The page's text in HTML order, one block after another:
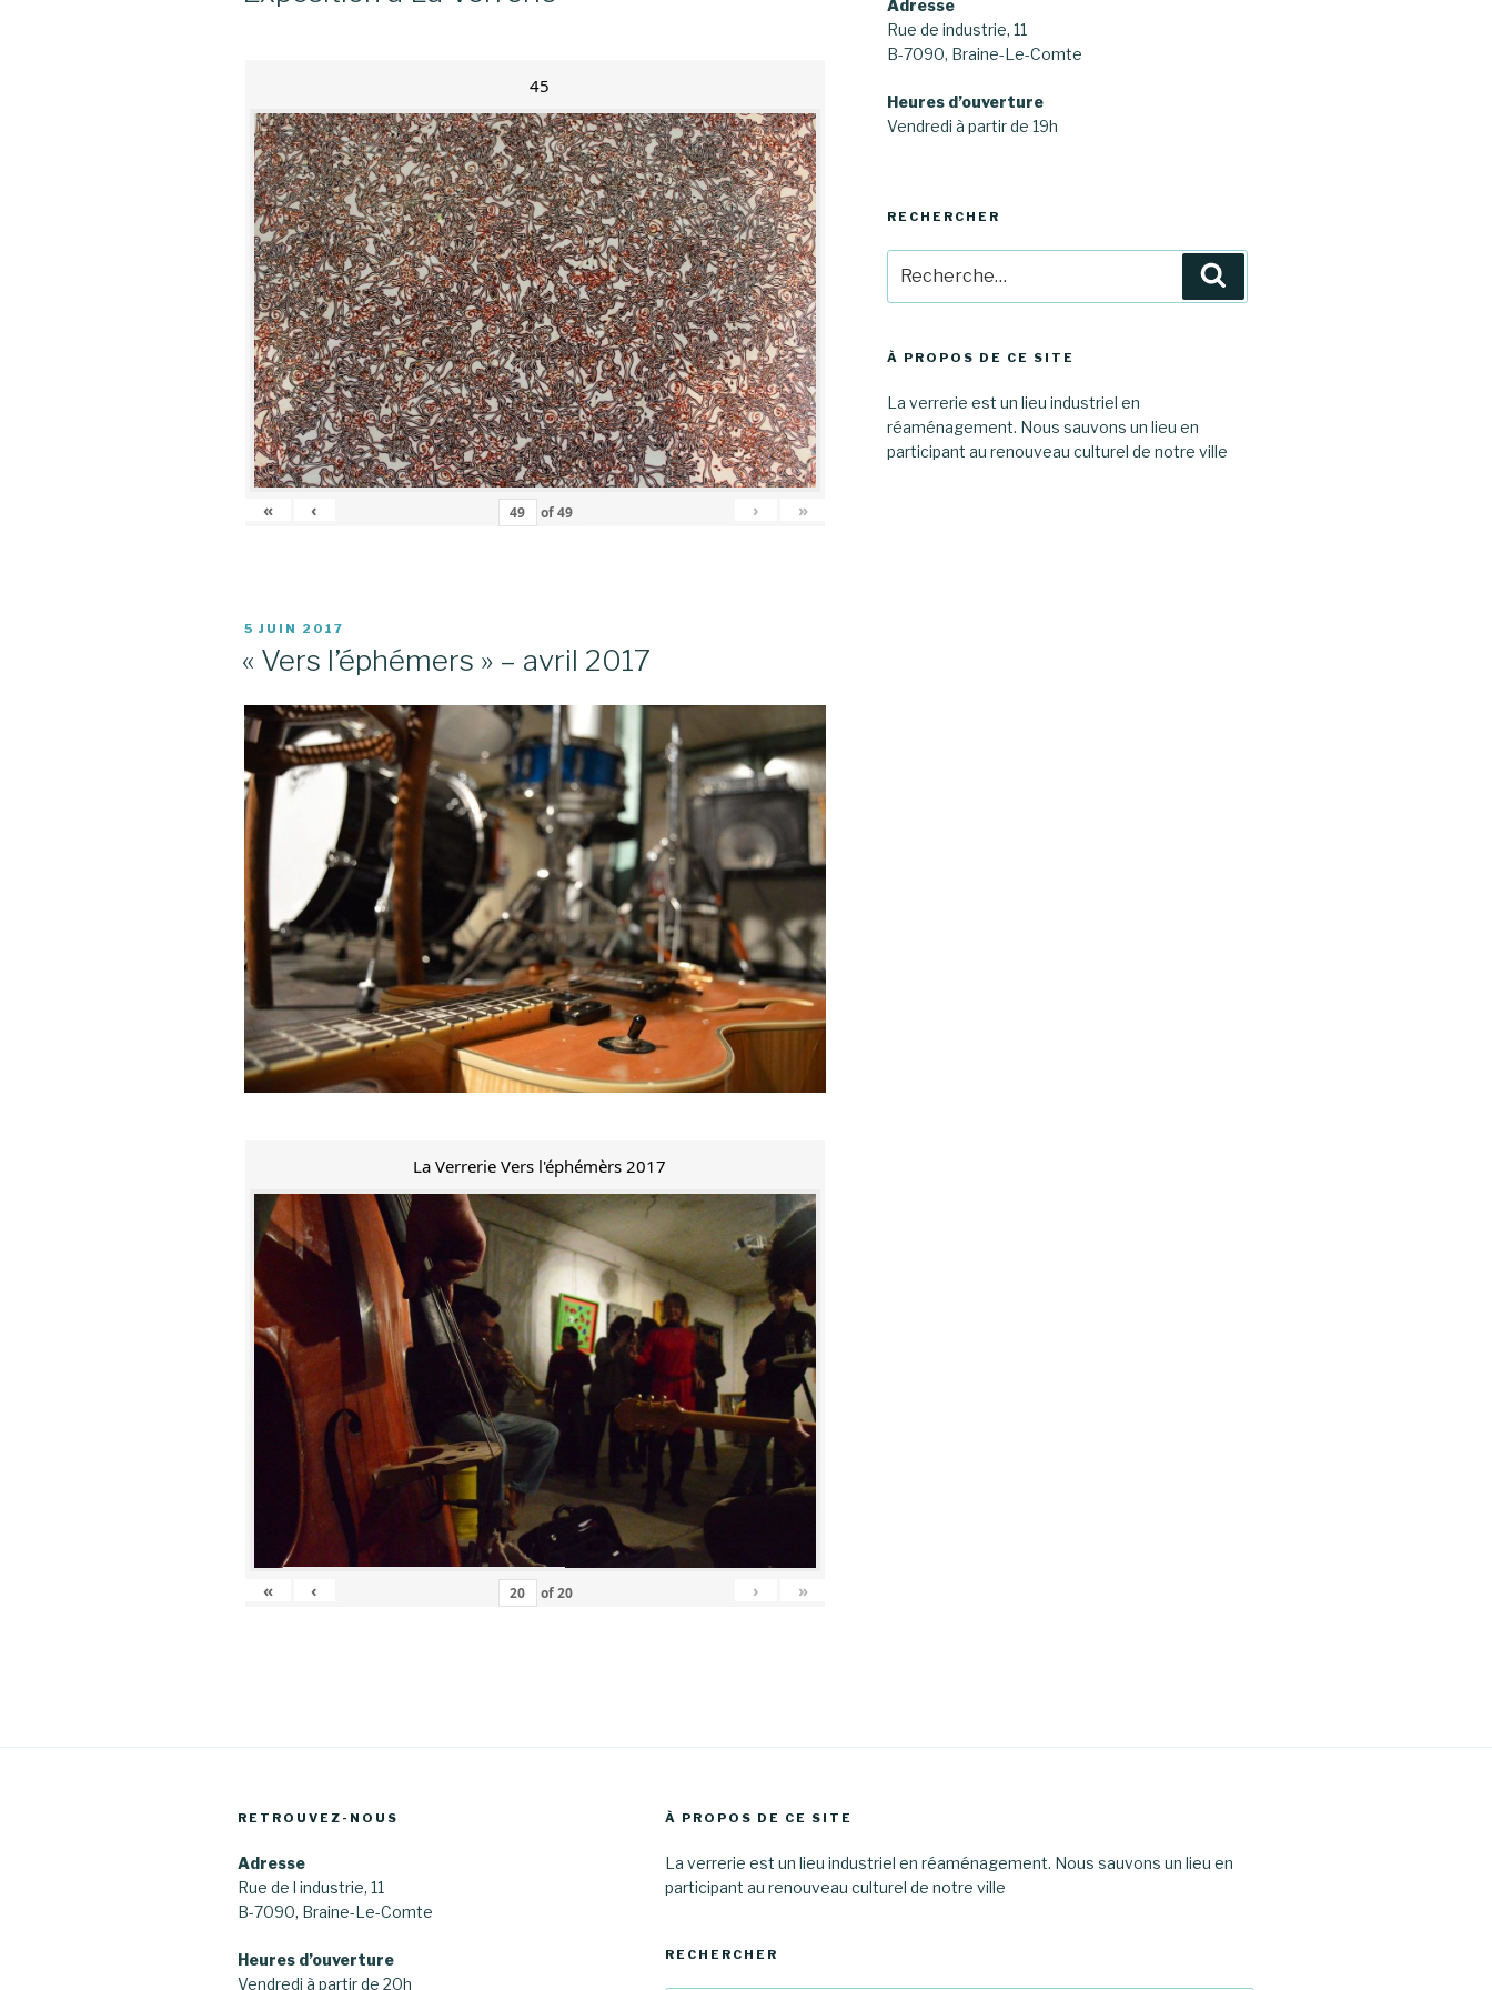
45
« ‹ of49 › »
PUBLIÉ
5 JUIN 2017
« Vers l’éphémers » – avril 2017
La Verrerie Vers l'éphémèrs 2017
« ‹ of20 › »
Adresse
Rue de industrie, 11
B-7090, Braine-Le-Comte
Heures d’ouverture
Vendredi à partir de 19h
RECHERCHER
pour
:
À PROPOS DE CE SITE
La verrerie est un lieu industriel en
réaménagement. Nous sauvons un lieu en
participant au renouveau culturel de notre ville
RETROUVEZ-NOUS
Adresse
Rue de l industrie, 11
B-7090, Braine-Le-Comte
Heures d’ouverture
Vendredi à partir de 20h
À PROPOS DE CE SITE
La verrerie est un lieu industriel en réaménagement. Nous sauvons un lieu en
participant au renouveau culturel de notre ville
RECHERCHER